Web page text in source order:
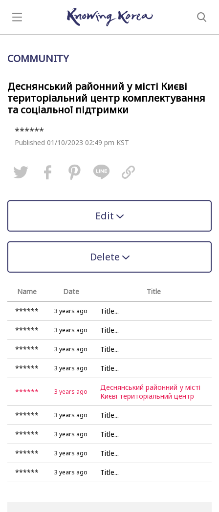
COMMUNITY
Деснянський районний у місті Києві
територіальний центр комплектування
та соціальної підтримки
******
Published 01/10/2023 02:49 pm KST
Edit
Delete
Name Date Title
****** 3 years ago Title...
****** 3 years ago Title...
****** 3 years ago Title...
****** 3 years ago Title...
****** 3 years ago
Деснянський районний у місті
Києві територіальний центр
комплектування та соціальної
підтримки
****** 3 years ago Title...
****** 3 years ago Title...
****** 3 years ago Title...
****** 3 years ago Title...